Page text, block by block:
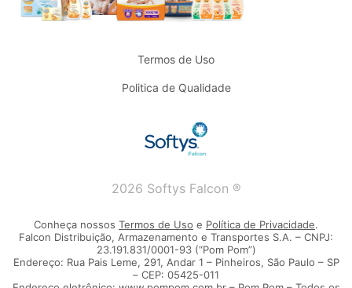
Termos de Uso
Politica de Qualidade
2026 Softys Falcon ®
Conheça nossos Termos de Uso e Política de Privacidade.
Falcon Distribuição, Armazenamento e Transportes S.A. – CNPJ:
23.191.831/0001-93 (“Pom Pom”)
Endereço: Rua Pais Leme, 291, Andar 1 – Pinheiros, São Paulo – SP
– CEP: 05425-011